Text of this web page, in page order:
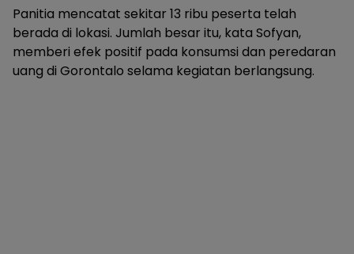
Panitia mencatat sekitar 13 ribu peserta telah
berada di lokasi. Jumlah besar itu, kata Sofyan,
memberi efek positif pada konsumsi dan peredaran
uang di Gorontalo selama kegiatan berlangsung.